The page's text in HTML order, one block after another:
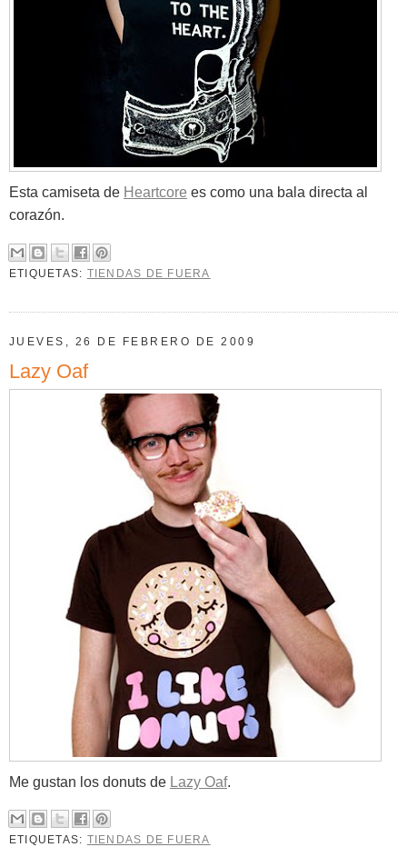
Esta camiseta de Heartcore es como una bala directa al
corazón.
ETIQUETAS: TIENDAS DE FUERA
JUEVES, 26 DE FEBRERO DE 2009
Lazy Oaf
Me gustan los donuts de Lazy Oaf.
ETIQUETAS: TIENDAS DE FUERA